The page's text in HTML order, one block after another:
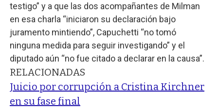
testigo” y a que las dos acompañantes de Milman
en esa charla “iniciaron su declaración bajo
juramento mintiendo”, Capuchetti “no tomó
ninguna medida para seguir investigando” y el
diputado aún “no fue citado a declarar en la causa”.
RELACIONADAS
Juicio por corrupción a Cristina Kirchner
en su fase final